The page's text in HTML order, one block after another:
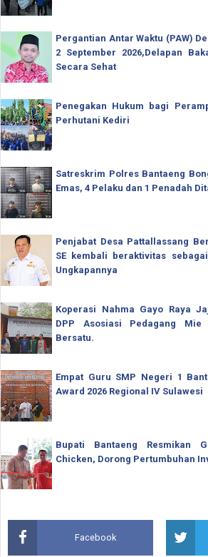
Pergantian Antar Waktu (PAW)
2 September 2026,Delapan
Secara Sehat
Penegakan Hukum bagi
Perhutani Kediri
Satreskrim Polres Bantaeng
Emas, 4 Pelaku dan 1 Penadah
Penjabat Desa Pattallassang
SE kembali beraktivitas
Ungkapannya
Koperasi Nahma Gayo Raya
DPP Asosiasi Pedagang Mie
Bersatu.
Empat Guru SMP Negeri 1
Award 2026 Regional IV Sulawesi
Bupati Bantaeng Resmikan
Chicken, Dorong Pertumbuhan
Facebook